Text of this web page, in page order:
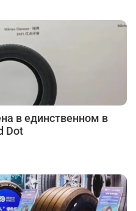
в единственном в
Dot